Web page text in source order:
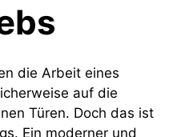
die Arbeit eines
auf die
Türen. Doch das ist
Ein moderner und